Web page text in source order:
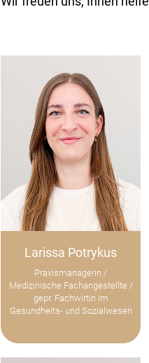
Larissa Potrykus
Praxismanagerin /
Medizinische Fachangestellte /
gepr. Fachwirtin im
Gesundheits- und Sozialwesen